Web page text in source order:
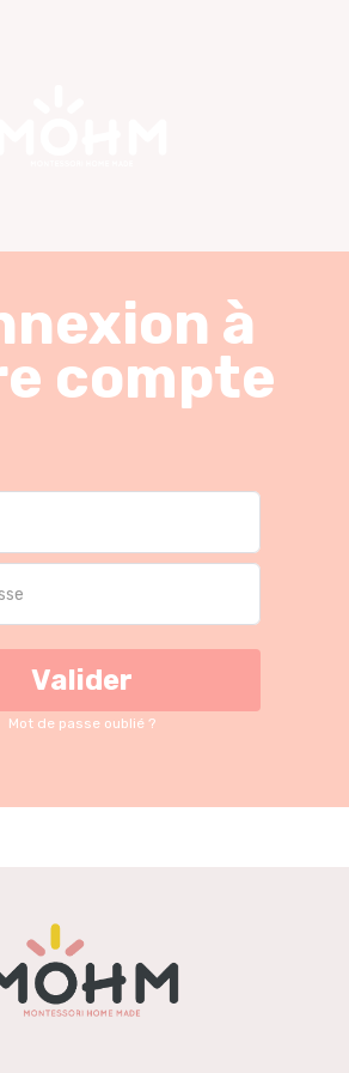
à
compte
Valider
Mot de passe oublié ?